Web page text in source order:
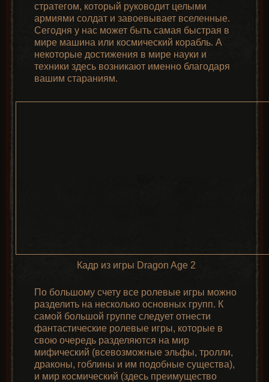
стратегом, который руководит целыми
армиями солдат и завоевывает вселенные.
Сегодня у нас может быть самая быстрая в
мире машина или космический корабль. А
некоторые достижения в мире науки и
техники здесь возникают именно благодаря
вашим стараниям.
Кадр из игры Dragon Age 2
По большому счету все ролевые игры можно
разделить на несколько основных групп. К
самой большой группе следует отнести
фантастические ролевые игры, которые в
свою очередь разделяются на мир
мифический (всевозможные эльфы, тролли,
драконы, гоблины и им подобные существа),
и мир космический (здесь преимущество